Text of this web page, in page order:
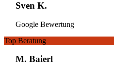
Sven K.
Google Bewertung
Top Beratung
M. Baierl